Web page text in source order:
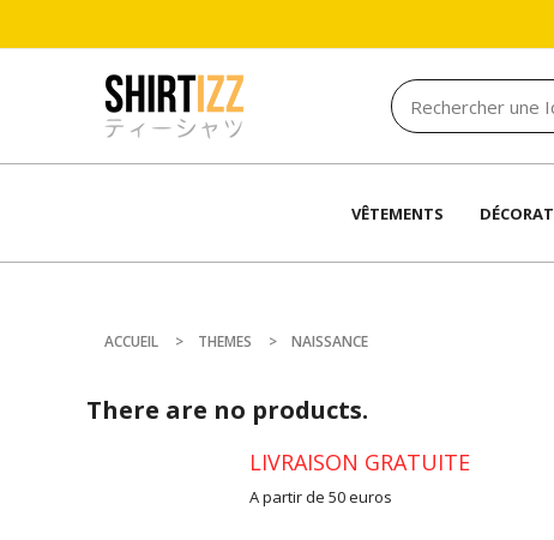
VÊTEMENTS
ACCUEIL THEMES NAISSANCE
There are no products.
LIVRAISON GRATUITE
A partir de 50 euros